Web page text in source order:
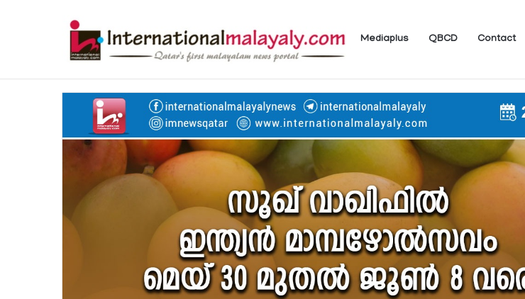
Mediaplus QBCD Contact
Breaking News